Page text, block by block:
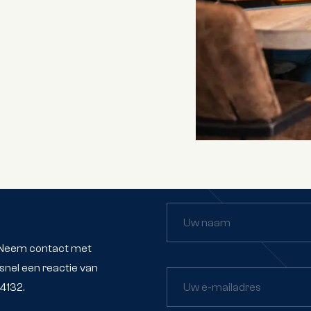
contact met
een reactie van
Uw naam
Uw e-mailadres